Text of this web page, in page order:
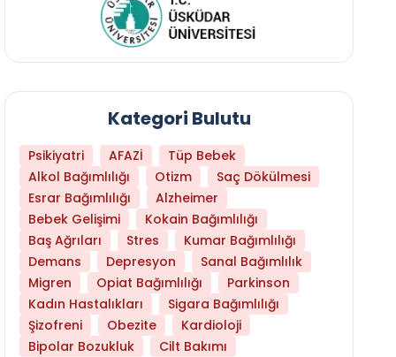
Kategori Bulutu
Psikiyatri AFAZİ
Tüp Bebek
Alkol Bağımlılığı
Otizm
Saç Dökülmesi
Esrar Bağımlılığı
Alzheimer
Bebek Gelişimi
Kokain Bağımlılığı
Baş Ağrıları
Stres
Kumar Bağımlılığı
Demans
Depresyon
Sanal Bağımlılık
Migren
Opiat Bağımlılığı
Parkinson
Kadın Hastalıkları
Sigara Bağımlılığı
Şizofreni
Obezite
Kardioloji
Bipolar Bozukluk
Cilt Bakımı